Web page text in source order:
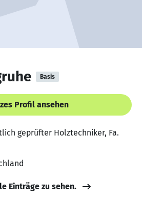
Basis
Profil ansehen
geprüfter Holztechniker, Fa.
Einträge zu sehen.